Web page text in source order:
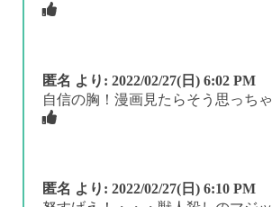
匿名 より: 2022/02/27(日) 6:02 PM
自信の胸！漫画見たらそう思っち
匿名 より: 2022/02/27(日) 6:10 PM